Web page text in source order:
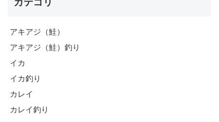
アキアジ（鮭）
アキアジ（鮭）釣り
イカ
イカ釣り
カレイ
カレイ釣り